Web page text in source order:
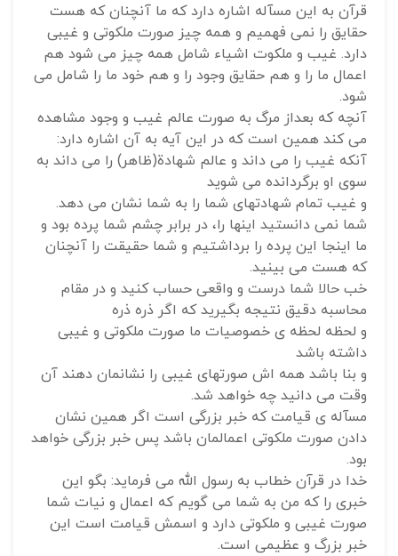
قرآن به این مسآله اشاره دارد که ما آنچنان که هست
حقایق را نمی فهمیم و همه چیز صورت ملکوتی و غیبی
دارد. غیب و ملکوت اشیاء شامل همه چیز می شود هم
اعمال ما را و هم حقایق وجود را و هم خود ما را شامل می
شود.
آنچه که بعداز مرگ به صورت عالم غیب و وجود مشاهده
می کند همین است که در این آیه به آن اشاره دارد:
آنکه غیب را می داند و عالم شهادة(ظاهر) را می داند به
سوی او برگردانده می شوید
و غیب تمام شهادتهای شما را به شما نشان می دهد.
شما نمی دانستید اینها را، در برابر چشم شما پرده بود و
ما اینجا این پرده را برداشتیم و شما حقیقت را آنچنان
که هست می بینید.
خب حالا شما درست و واقعی حساب کنید و در مقام
محاسبه دقیق نتیجه بگیرید که اگر ذره ذره
و لحظه لحظه ی خصوصیات ما صورت ملکوتی و غیبی
داشته باشد
و بنا باشد همه اش صورتهای غیبی را نشانمان دهند آن
وقت می دانید چه خواهد شد.
مسآله ی قیامت که خبر بزرگی است اگر همین نشان
دادن صورت ملکوتی اعمالمان باشد پس خبر بزرگی خواهد
بود.
خدا در قرآن خطاب به رسول الله می فرماید: بگو این
خبری را که من به شما می گویم که اعمال و نیات شما
صورت غیبی و ملکوتی دارد و اسمش قیامت است این
خبر بزرگ و عظیمی است.